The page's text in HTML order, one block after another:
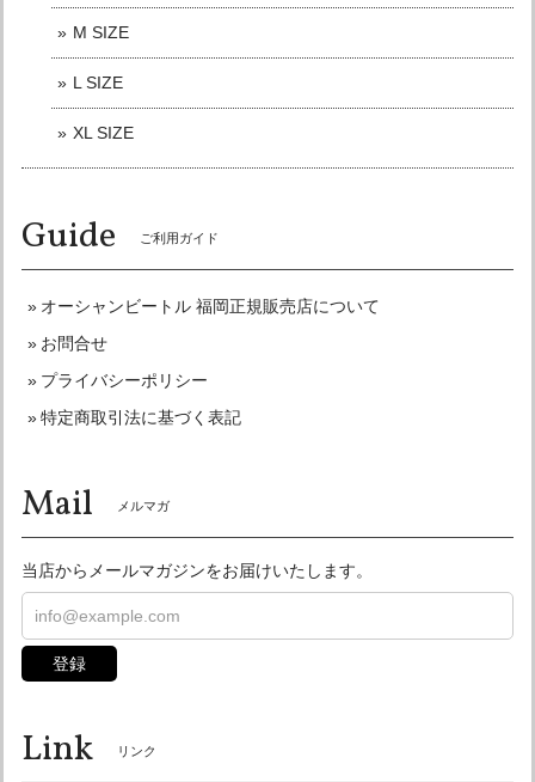
ショップ様です。 この度もありがとうございました。 また
たします。
こちらこそリピート購入有難うございました☆
またよろしくお願い申し上げます♪
オーシャンビートル OCEANBEETLE MTX 別注マットブラック 各サイズ有り インナーペイズリー黒仕様！ SALE中！ 送料無料！
XLサイズ
2026/05/29
きた商品でしたが最高です。 自分は頭が大きいのでXLでも
心配で帽体も小さくて箱から出した時 絶対無理なやつやと思
さりげなくおしゃれでいいです。 また福岡にも仕事でもよく
行くので機会があれば直接お店にも遊びに行かせて下さい♪
今回は本当に、ありがとうございました。
ありがとうございました！ 喜んで頂けて良かっ
M SIZE
L SIZE
XL SIZE
Guide ご利用ガイド
オーシャンビートル 福岡正規販売店について
お問合せ
プライバシーポリシー
特定商取引法に基づく表記
Mail メルマガ
当店からメールマガジンをお届けいたします。
登録
Link リンク